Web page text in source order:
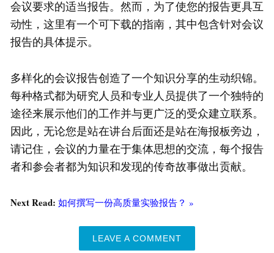
会议要求的适当报告。然而，为了使您的报告更具互
动性，这里有一个可下载的指南，其中包含针对会议
报告的具体提示。
多样化的会议报告创造了一个知识分享的生动织锦。
每种格式都为研究人员和专业人员提供了一个独特的
途径来展示他们的工作并与更广泛的受众建立联系。
因此，无论您是站在讲台后面还是站在海报板旁边，
请记住，会议的力量在于集体思想的交流，每个报告
者和参会者都为知识和发现的传奇故事做出贡献。
Next Read: 如何撰写一份高质量实验报告？ »
LEAVE A COMMENT